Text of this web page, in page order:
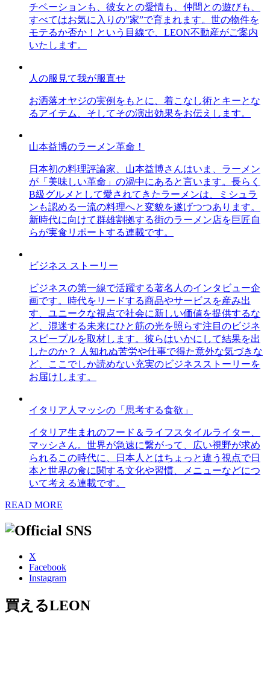
チベーションも、彼女との愛情も、仲間との遊びも、
すべてはお気に入りの”家”で育まれます。世の物件を
モテるか否か！という目線で、LEON不動産がご案内
いたします。
人の服見て我が服直せ
お洒落オヤジの実例をもとに、着こなし術とキーとな
るアイテム、そしてその演出効果をお伝えします。
山本益博のラーメン革命！
日本初の料理評論家、山本益博さんはいま、ラーメン
が「美味しい革命」の渦中にあると言います。長らく
B級グルメとして愛されてきたラーメンは、ミシュラ
ンも認める一流の料理へと変貌を遂げつつあります。
新時代に向けて群雄割拠する街のラーメン店を巨匠自
らが実食リポートする連載です。
ビジネス ストーリー
ビジネスの第一線で活躍する著名人のインタビュー企
画です。時代をリードする商品やサービスを産み出
す、ユニークな視点で社会に新しい価値を提供するな
ど、混迷する未来にひと筋の光を照らす注目のビジネ
スピープルを取材します。彼らはいかにして結果を出
したのか？ 人知れぬ苦労や仕事で得た意外な気づきな
ど、ここでしか読めない充実のビジネスストーリーを
お届けします。
イタリア人マッシの「思考する食欲」
イタリア生まれのフード＆ライフスタイルライター、
マッシさん。世界が急速に繋がって、広い視野が求め
られるこの時代に、日本人とはちょっと違う視点で日
本と世界の食に関する文化や習慣、メニューなどにつ
いて考える連載です。
READ MORE
X
Facebook
Instagram
買えるLEON